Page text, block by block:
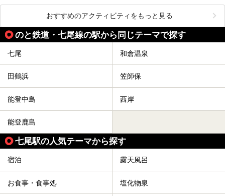
おすすめのアクティビティをもっと見る
のと鉄道・七尾線の駅から同じテーマで探す
七尾 和倉温泉
田鶴浜 笠師保
能登中島 西岸
能登鹿島
七尾駅の人気テーマから探す
宿泊 露天風呂
お食事・食事処 塩化物泉